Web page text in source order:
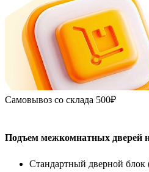
Самовывоз со склада 500₽
Подъем межкомнатных дверей
Стандартный дверной блок